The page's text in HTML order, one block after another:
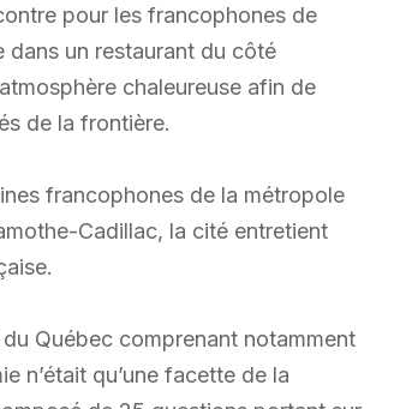
pour les francophones de
dans un restaurant du côté
chaleureuse afin de
de la frontière.
francophones de la métropole
Cadillac, la cité entretient
Québec comprenant notamment
n’était qu’une facette de la